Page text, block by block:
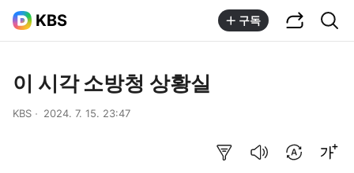
KBS 구독
이 시각 소방청 상황실
KBS 2024. 7. 15. 23:47